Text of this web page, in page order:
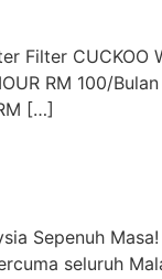
Filter CUCKOO
RM 100/Bulan
[…]
Sepenuh
seluruh